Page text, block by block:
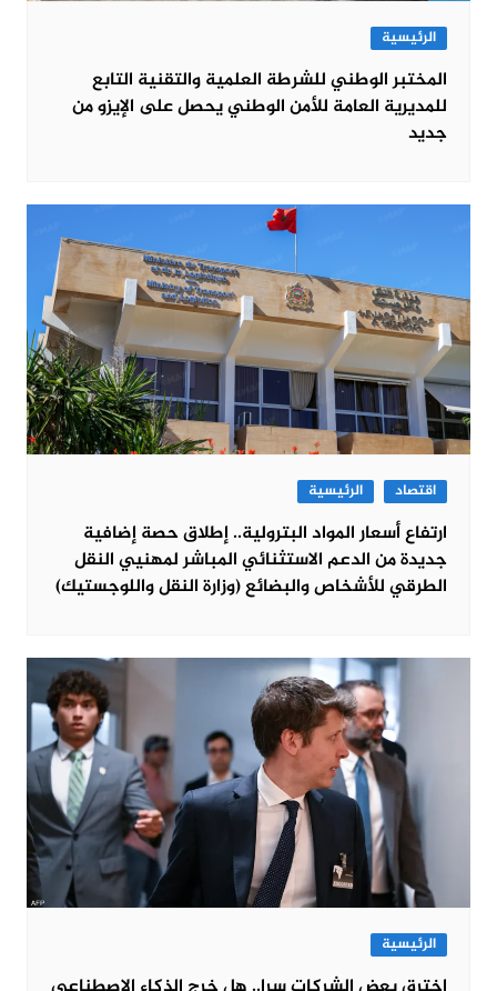
الرئيسية
المختبر الوطني للشرطة العلمية والتقنية التابع
للمديرية العامة للأمن الوطني يحصل على الإيزو من
جديد
اقتصاد الرئيسية
ارتفاع أسعار المواد البترولية.. إطلاق حصة إضافية
جديدة من الدعم الاستثنائي المباشر لمهنيي النقل
الطرقي للأشخاص والبضائع (وزارة النقل واللوجستيك)
الرئيسية